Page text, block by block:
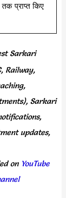
प्राप्त किए
Sarkari
Railway,
Sarkari
updates,
onYouTube